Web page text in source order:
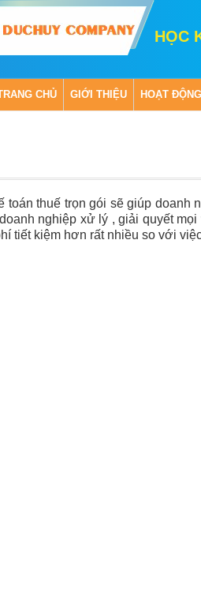
HỌC
CHỦ GIỚI THIỆU HOẠT ĐỘNG
thuế trọn gói sẽ giúp doanh
nghiệp xử lý , giải quyết
tiết kiệm hơn rất nhiều so với